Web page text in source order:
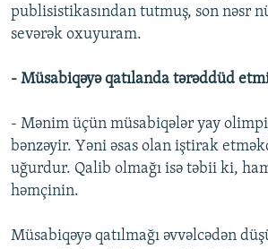
publisistikasından tutmuş, son nəsr
sevərək oxuyuram.
- Müsabiqəyə qatılanda tərəddüd
- Mənim üçün müsabiqələr yay
bənzəyir. Yəni əsas olan iştirak
uğurdur. Qalib olmağı isə təbii ki,
həmçinin.
Müsabiqəyə qatılmağı əvvəlcədən